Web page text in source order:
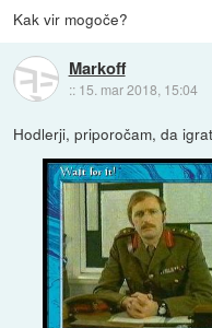
Kak vir mogoče?
Markoff
:: 15. mar 2018, 15:04
Hodlerji, priporočam, da